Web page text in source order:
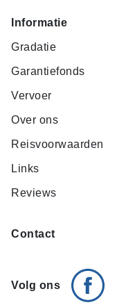
Informatie
Gradatie
Garantiefonds
Vervoer
Over ons
Reisvoorwaarden
Links
Reviews
Contact
Volg ons